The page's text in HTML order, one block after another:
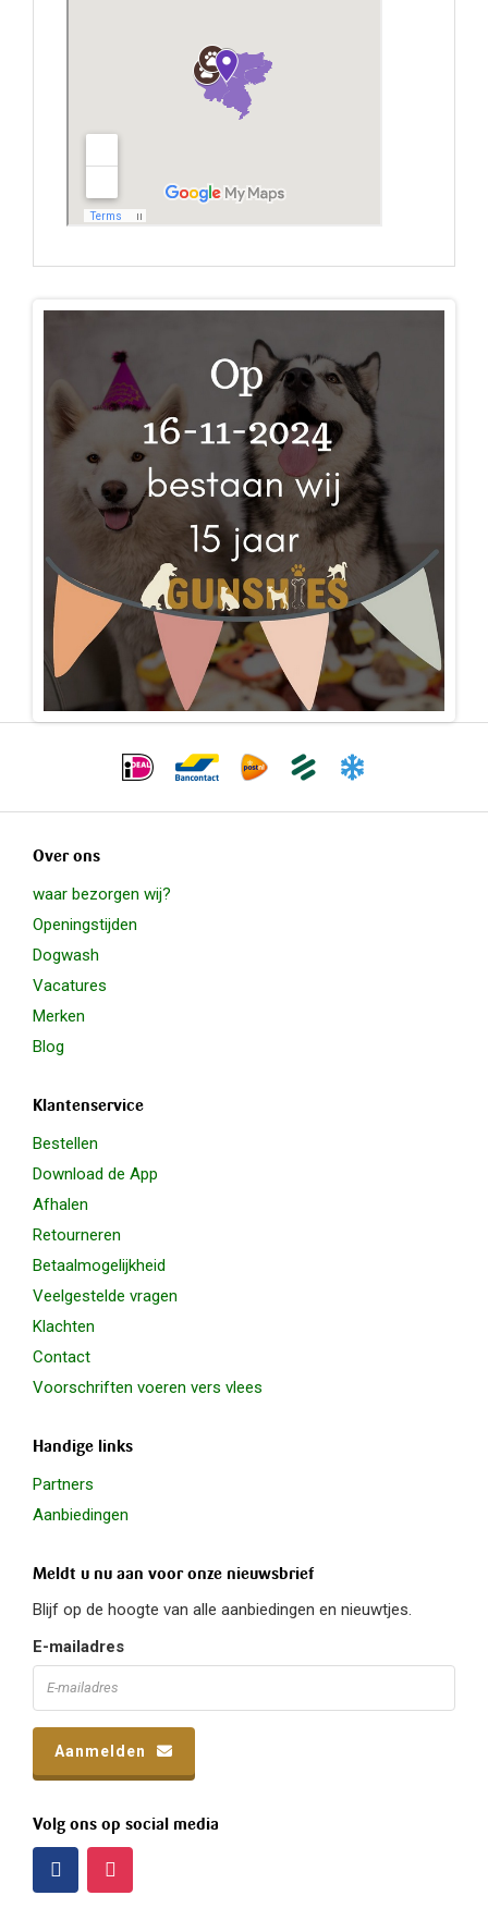
Over ons
waar bezorgen wij?
Openingstijden
Dogwash
Vacatures
Merken
Blog
Klantenservice
Bestellen
Download de App
Afhalen
Retourneren
Betaalmogelijkheid
Veelgestelde vragen
Klachten
Contact
Voorschriften voeren vers vlees
Handige links
Partners
Aanbiedingen
Meldt u nu aan voor onze nieuwsbrief
Blijf op de hoogte van alle aanbiedingen en nieuwtjes.
E-mailadres
Aanmelden
Volg ons op social media